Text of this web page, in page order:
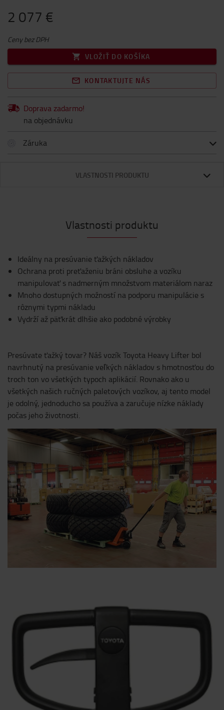
2 077 €
Ceny bez DPH
VLOŽIŤ DO KOŠÍKA
KONTAKTUJTE NÁS
Doprava zadarmo!
na objednávku
Záruka
VLASTNOSTI PRODUKTU
Vlastnosti produktu
Ideálny na presúvanie ťažkých nákladov
Ochrana proti preťaženiu bráni obsluhe a vozíku
manipulovať s nadmerným množstvom materiálom naraz
Mnoho dostupných možností na podporu manipulácie s
rôznymi typmi nákladu
Vydrží až päťkrát dlhšie ako podobné výrobky
Presúvate ťažký tovar? Náš vozík Toyota Heavy Lifter bol
navrhnutý na presúvanie veľkých nákladov s hmotnosťou do
troch ton vo všetkých typoch aplikácií. Rovnako ako u
všetkých našich ručných paletových vozíkov, aj tento model
je odolný, jednoducho sa používa a zaručuje nízke náklady
počas jeho životnosti.